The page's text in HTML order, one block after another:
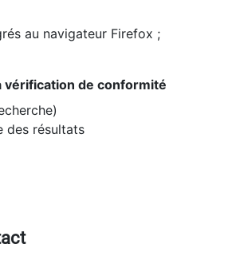
au navigateur Firefox ;
vérification de conformité
des résultats